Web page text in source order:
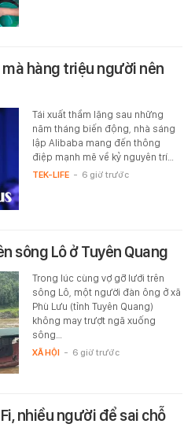
mà hàng triệu người nên
Tái xuất thầm lặng sau những
năm tháng biến động, nhà sáng
lập Alibaba mang đến thông
điệp mạnh mẽ về kỷ nguyên trí…
TEK-LIFE - 6 giờ trước
sông Lô ở Tuyên Quang
Trong lúc cùng vợ gỡ lưới trên
sông Lô, một người đàn ông ở xã
Phù Lưu (tỉnh Tuyên Quang)
không may trượt ngã xuống
sông…
XÃ HỘI - 6 giờ trước
nhiều người để sai chỗ